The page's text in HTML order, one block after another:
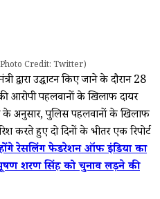
Credit: Twitter)
द्वारा उद्घाटन किए जाने के दौरान 28
आरोपी पहलवानों के खिलाफ दायर
के अनुसार, पुलिस पहलवानों के खिलाफ
करते हुए दो दिनों के भीतर एक रिपोर्ट
रेसलिंग फेडरेशन ऑफ इंडिया का
शरण सिंह को चुनाव लड़ने की